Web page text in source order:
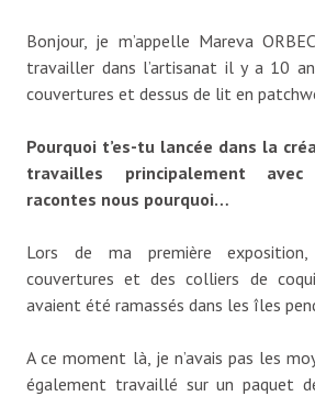
Bonjour, je m’appelle Mareva
travailler dans l’artisanat il y a 10
couvertures et dessus de lit en
Pourquoi t’es-tu lancée dans la
travailles principalement
racontes nous pourquoi…
Lors de ma première
couvertures et des colliers de
avaient été ramassés dans les îles
A ce moment là, je n’avais pas les
également travaillé sur un paquet